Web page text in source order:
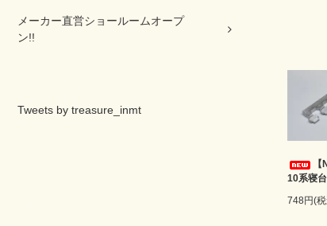
メーカー直営ショールームオープ
ン!!
Tweets by treasure_inmt
10系寝
748円(